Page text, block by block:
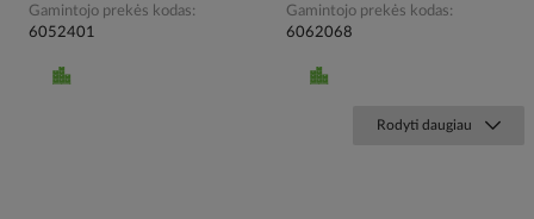
Gamintojo prekės kodas
6052401
Gamintojo prekės kodas
6062068
Rodyti daugiau